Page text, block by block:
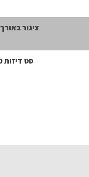
סט דיזות 0,15,25,40 מעלות